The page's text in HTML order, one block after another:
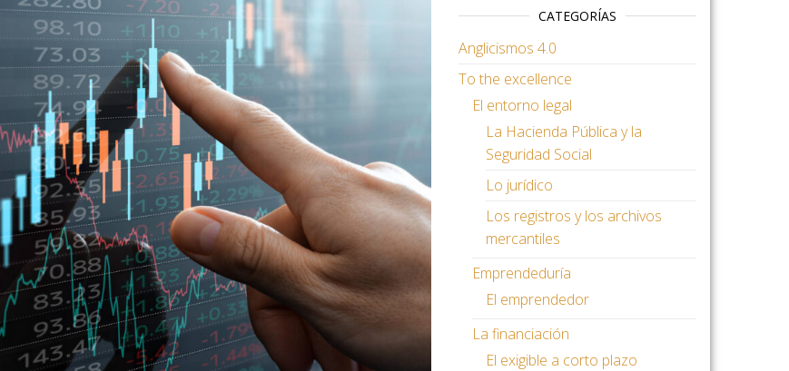
CATEGORÍAS
Anglicismos 4.0
To the excellence
El entorno legal
La Hacienda Pública y la
Seguridad Social
Lo jurídico
Los registros y los archivos
mercantiles
Emprendeduría
El emprendedor
La financiación
El exigible a corto plazo